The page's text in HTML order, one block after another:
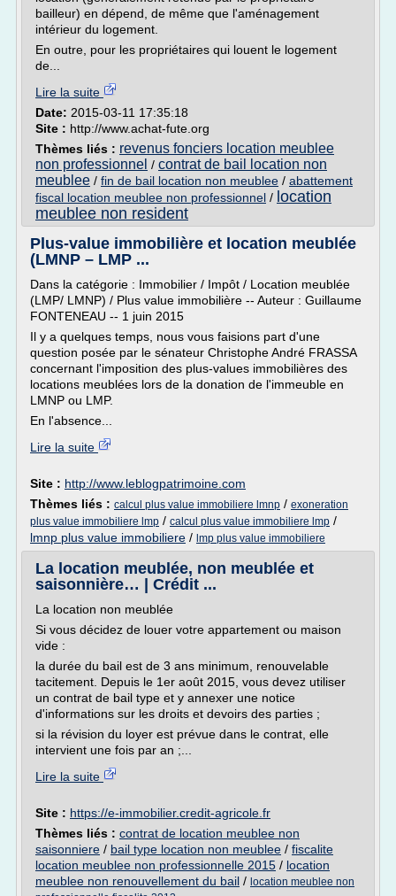
bailleur) en dépend, de même que l'aménagement
intérieur du logement.
En outre, pour les propriétaires qui louent le logement
de...
Lire la suite
Date: 2015-03-11 17:35:18
Site : http://www.achat-fute.org
Thèmes liés : revenus fonciers location meublee
non professionnel / contrat de bail location non
meublee / fin de bail location non meublee / abattement
fiscal location meublee non professionnel / location
meublee non resident
Plus-value immobilière et location meublée
(LMNP – LMP ...
Dans la catégorie : Immobilier / Impôt / Location meublée
(LMP/ LMNP) / Plus value immobilière -- Auteur : Guillaume
FONTENEAU -- 1 juin 2015
Il y a quelques temps, nous vous faisions part d'une
question posée par le sénateur Christophe André FRASSA
concernant l'imposition des plus-values immobilières des
locations meublées lors de la donation de l'immeuble en
LMNP ou LMP.
En l'absence...
Lire la suite
Site : http://www.leblogpatrimoine.com
Thèmes liés : calcul plus value immobiliere lmnp / exoneration
plus value immobiliere lmp / calcul plus value immobiliere lmp /
lmnp plus value immobiliere / lmp plus value immobiliere
La location meublée, non meublée et
saisonnière… | Crédit ...
La location non meublée
Si vous décidez de louer votre appartement ou maison
vide :
la durée du bail est de 3 ans minimum, renouvelable
tacitement. Depuis le 1er août 2015, vous devez utiliser
un contrat de bail type et y annexer une notice
d'informations sur les droits et devoirs des parties ;
si la révision du loyer est prévue dans le contrat, elle
intervient une fois par an ;...
Lire la suite
Site : https://e-immobilier.credit-agricole.fr
Thèmes liés : contrat de location meublee non
saisonniere / bail type location non meublee / fiscalite
location meublee non professionnelle 2015 / location
meublee non renouvellement du bail / location meublee non